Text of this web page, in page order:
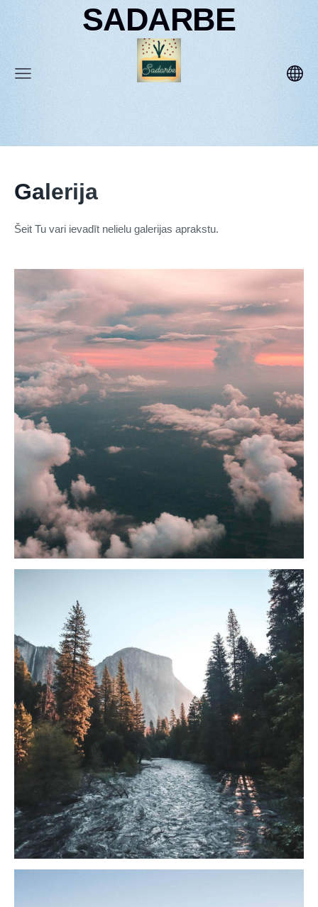
SADARBE
Galerija
Šeit Tu vari ievadīt nelielu galerijas aprakstu.